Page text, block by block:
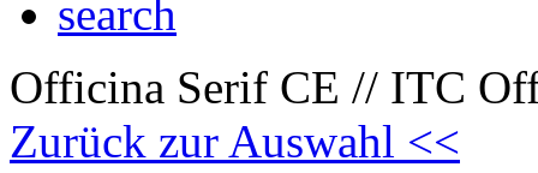
Officina Serif CE // ITC
Zurück zur Auswahl <<